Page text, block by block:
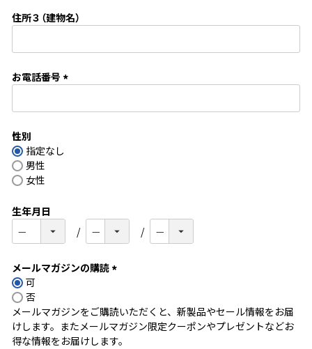
)
住所３（建物名）
お電話番号
必
性別
指定なし
男性
女性
生年月日
メールマガジンの購読
須
)
可
否
メールマガジンをご購読いただくと、新製品やセール情報をお届
けします。またメールマガジン限定クーポンやプレゼントなどお
得な情報をお届けします。